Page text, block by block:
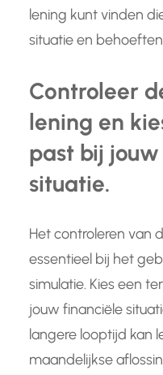
lening kunt vinden
situatie en
Controleer
lening en
past bij
situatie.
Het controleren van
essentieel bij het
simulatie. Kies een
jouw financiële
langere looptijd kan
maandelijkse